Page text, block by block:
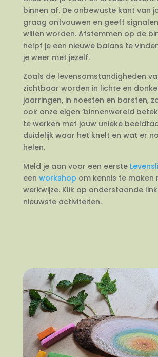
binnen af. De onbewuste kant van
graag ontvouwen en geeft
willen worden. Afstemmen op de
helpt je een nieuwe balans te
je weer met jezelf.
Zoals de levensomstandigheden
zichtbaar worden in lichte en
jaarringen, in noesten en barsten,
ook onze eigen ‘binnenwereld
te werken met jouw unieke
duidelijk waar het knelt en wat er
helen.
Meld je aan voor een eerste
een workshop om kennis te maken
werkwijze. Klik op onderstaande
nieuwste activiteiten.